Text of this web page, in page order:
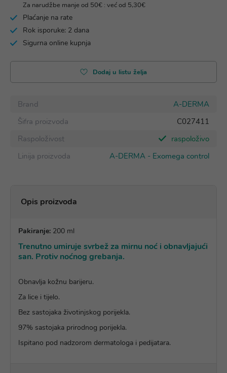
Za narudžbe manje od 50€ : već od 5,30€
Plaćanje na rate
Rok isporuke: 2 dana
Sigurna online kupnja
Dodaj u listu želja
Brand
A-DERMA
Šifra proizvoda
C027411
Raspoloživost
raspoloživo
Linija proizvoda
A-DERMA - Exomega control
Opis proizvoda
Pakiranje: 200 ml
Trenutno umiruje svrbež za mirnu noć i obnavljajući
san. Protiv noćnog grebanja.
Obnavlja kožnu barijeru.
Za lice i tijelo.
Bez sastojaka životinjskog porijekla.
97% sastojaka prirodnog porijekla.
Ispitano pod nadzorom dermatologa i pedijatara.